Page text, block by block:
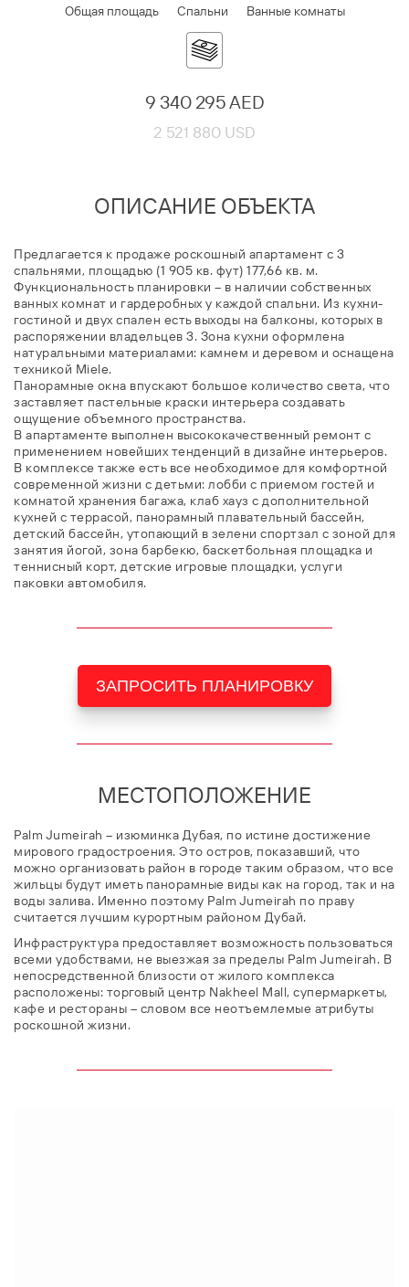
Общая площадь Спальни Ванные комнаты
9 340 295 AED
2 521 880 USD
ОПИСАНИЕ ОБЪЕКТА
Предлагается к продаже роскошный апартамент с 3
спальнями, площадью (1 905 кв. фут) 177,66 кв. м.
Функциональность планировки – в наличии собственных
ванных комнат и гардеробных у каждой спальни. Из кухни-
гостиной и двух спален есть выходы на балконы, которых в
распоряжении владельцев 3. Зона кухни оформлена
натуральными материалами: камнем и деревом и оснащена
техникой Miele.
Панорамные окна впускают большое количество света, что
заставляет пастельные краски интерьера создавать
ощущение объемного пространства.
В апартаменте выполнен высококачественный ремонт с
применением новейших тенденций в дизайне интерьеров.
В комплексе также есть все необходимое для комфортной
современной жизни с детьми: лобби с приемом гостей и
комнатой хранения багажа, клаб хауз с дополнительной
кухней с террасой, панорамный плавательный бассейн,
детский бассейн, утопающий в зелени спортзал с зоной для
занятия йогой, зона барбекю, баскетбольная площадка и
теннисный корт, детские игровые площадки, услуги
паковки автомобиля.
ЗАПРОСИТЬ ПЛАНИРОВКУ
МЕСТОПОЛОЖЕНИЕ
Palm Jumeirah – изюминка Дубая, по истине достижение
мирового градостроения. Это остров, показавший, что
можно организовать район в городе таким образом, что все
жильцы будут иметь панорамные виды как на город, так и на
воды залива. Именно поэтому Palm Jumeirah по праву
считается лучшим курортным районом Дубай.
Инфраструктура предоставляет возможность пользоваться
всеми удобствами, не выезжая за пределы Palm Jumeirah. В
непосредственной близости от жилого комплекса
расположены: торговый центр Nakheel Mall, супермаркеты,
кафе и рестораны – словом все неотъемлемые атрибуты
роскошной жизни.